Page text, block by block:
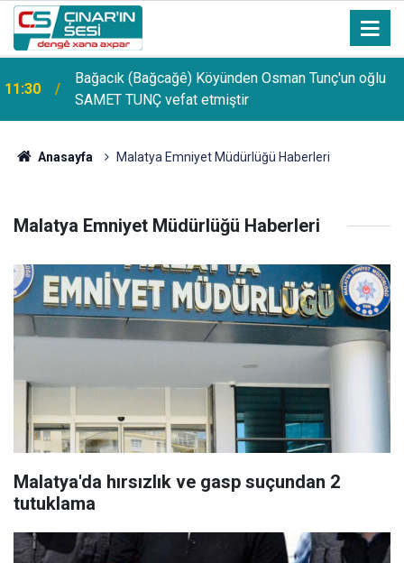
11:30
Bağacık (Bağcağê) Köyünden Osman Tunç'un oğlu
SAMET TUNÇ vefat etmiştir
Anasayfa Malatya Emniyet Müdürlüğü Haberleri
Malatya Emniyet Müdürlüğü Haberleri
Malatya'da hırsızlık ve gasp suçundan 2
tutuklama